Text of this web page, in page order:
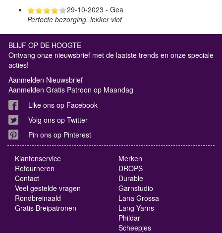
29-10-2023 - Gea
Perfecte bezorging, lekker vlot
BLIJF OP DE HOOGTE
Ontvang onze nieuwsbrief met de laatste trends en onze speciale
acties!
Aanmelden Nieuwsbrief
Aanmelden Gratis Patroon op Maandag
Like ons op Facebook
Volg ons op Twitter
Pin ons op Pinterest
Klantenservice
Retourneren
Contact
Veel gestelde vragen
Rondbreinaald
Gratis Breipatronen
Merken
DROPS
Durable
Garnstudio
Lana Grossa
Lang Yarns
Phildar
Scheepjes